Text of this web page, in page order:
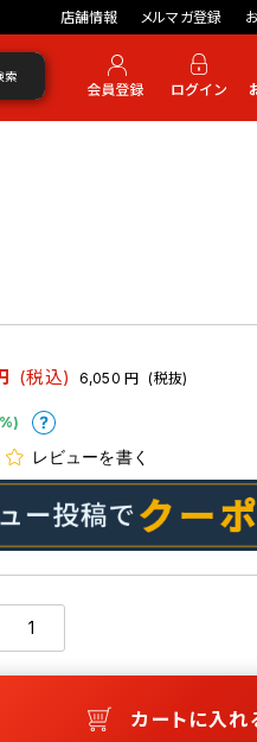
店舗情報 メルマガ登録
索
(税込) 6,050 円 (税抜)
レビューを書く
カートに入れ